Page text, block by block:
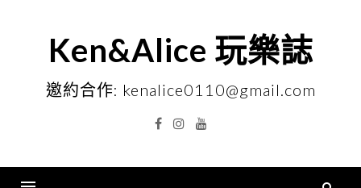
Ken&Alice 玩樂誌
邀約合作: kenalice0110@gmail.com
FacebookInstagramYouTube